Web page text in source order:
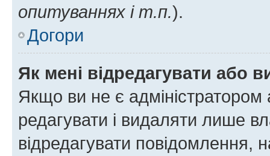
опитуваннях і т.п.).
Догори
Як мені відредагувати або
Якщо ви не є
редагувати і видаляти лише
відредагувати повідомлення,